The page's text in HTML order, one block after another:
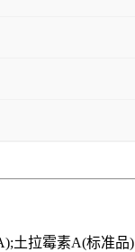
土拉霉素A(标准品)